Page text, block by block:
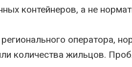
контейнеров, а не
оператора,
количества жильцов.
запустят в
ближайшее